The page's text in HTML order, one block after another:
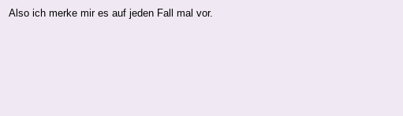
Also ich merke mir es auf jeden Fall mal vor.